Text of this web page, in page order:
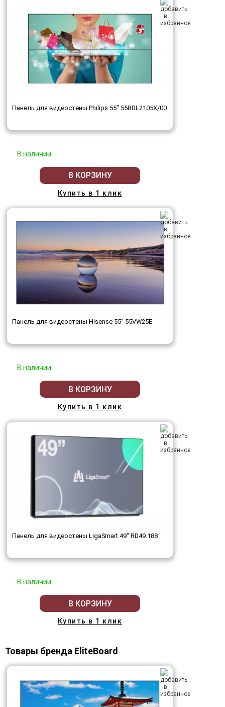
Панель для видеостены Philips 55" 55BDL2105X/00
В наличии
В КОРЗИНУ
Купить в 1 клик
Панель для видеостены Hisense 55" 55VW25E
В наличии
В КОРЗИНУ
Купить в 1 клик
Панель для видеостены LigaSmart 49" RD49.188
В наличии
В КОРЗИНУ
Купить в 1 клик
Товары бренда EliteBoard